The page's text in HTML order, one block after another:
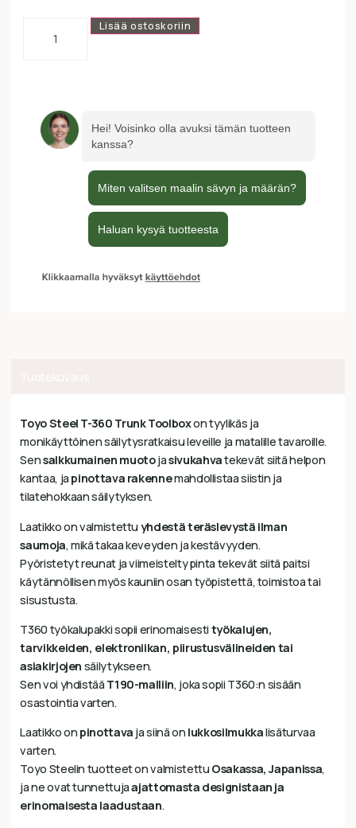
Lisää ostoskoriin
Toyo Steel T-360 Trunk Toolboxon tyylikäs ja
monikäyttöinen säilytysratkaisu leveille ja matalille tavaroille.
Sensalkkumainen muotojasivukahvatekevät siitä helpon
kantaa, ja pinottava rakennemahdollistaa siistin ja
tilatehokkaan säilytyksen.
Laatikko on valmistettu yhdestä teräslevystä ilman
saumoja, mikä takaa keveyden ja kestävyyden.
Pyöristetyt reunat ja viimeistelty pinta tekevät siitä paitsi
käytännöllisen myös kauniin osan työpistettä, toimistoa tai
sisustusta.
T360 työkalupakki sopii erinomaisesti työkalujen,
tarvikkeiden, elektroniikan, piirustusvälineiden tai
asiakirjojen säilytykseen.
Sen voi yhdistää T190-malliin, joka sopii T360:n sisään
osastointia varten.
Laatikko on pinottava ja siinä on lukkosilmukkalisäturvaa
varten.
Toyo Steelin tuotteet on valmistettu Osakassa, Japanissa,
ja ne ovat tunnettujaajattomasta designistaan ja
erinomaisesta laadustaan.